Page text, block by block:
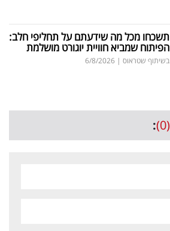
תשכחו מכל מה שידעתם על תחליפי חלב:
הפיתוח שמביא חוויית יוגורט מושלמת
בשיתוף שטראוס |
6/8/2026
(0)
: